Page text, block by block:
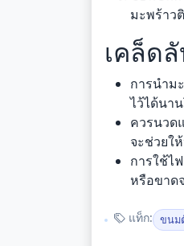
มะพร้าว
เคล็ด
การนำม
ไว้ได้นา
ควรนวด
จะช่วยใ
การใช้ไ
หรือขาด
แท็ก: ขนม